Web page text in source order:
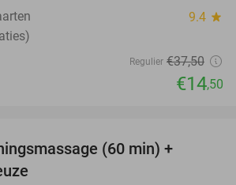
9.4 star
Regulier €37,50
€14,50
(60 min) +